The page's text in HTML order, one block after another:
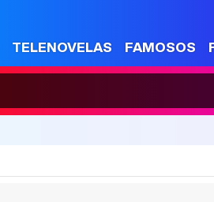
TELENOVELAS FAMOSOS